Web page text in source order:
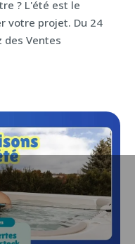
? L'été est le
votre projet. Du 24
Ventes